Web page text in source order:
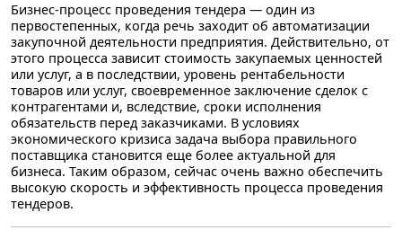
Бизнес-процесс проведения тендера — один из
первостепенных, когда речь заходит об автоматизации
закупочной деятельности предприятия. Действительно, от
этого процесса зависит стоимость закупаемых ценностей
или услуг, а в последствии, уровень рентабельности
товаров или услуг, своевременное заключение сделок с
контрагентами и, вследствие, сроки исполнения
обязательств перед заказчиками. В условиях
экономического кризиса задача выбора правильного
поставщика становится еще более актуальной для
бизнеса. Таким образом, сейчас очень важно обеспечить
высокую скорость и эффективность процесса проведения
тендеров.